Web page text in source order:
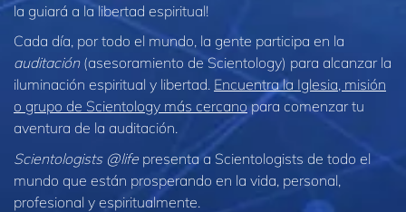
la guiará a la libertad espiritual!
Cada día, por todo el mundo, la gente participa en la
auditación(asesoramiento de Scientology) para alcanzar la
iluminación espiritual y libertad. Encuentra la Iglesia, misión
o grupo de Scientology más cercanopara comenzar tu
aventura de la auditación.
Scientologists @lifepresenta a Scientologists de todo el
mundo que están prosperando en la vida, personal,
profesional y espiritualmente.